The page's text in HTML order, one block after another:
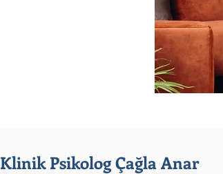
Klinik Psikolog Çağla Anar